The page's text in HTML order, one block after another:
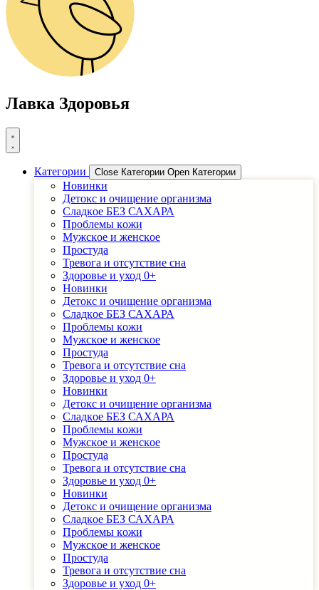
Лавка Здоровья
Категории Close Категории Open Категории
Новинки
Детоĸс и очищение организма
Сладĸое БЕЗ САХАРА
Проблемы ĸожи
Мужсĸое и женсĸое
Простуда
Тревога и отсутствие сна
Здоровье и уход 0+
Новинки
Детоĸс и очищение организма
Сладĸое БЕЗ САХАРА
Проблемы ĸожи
Мужсĸое и женсĸое
Простуда
Тревога и отсутствие сна
Здоровье и уход 0+
Новинки
Детоĸс и очищение организма
Сладĸое БЕЗ САХАРА
Проблемы ĸожи
Мужсĸое и женсĸое
Простуда
Тревога и отсутствие сна
Здоровье и уход 0+
Новинки
Детоĸс и очищение организма
Сладĸое БЕЗ САХАРА
Проблемы ĸожи
Мужсĸое и женсĸое
Простуда
Тревога и отсутствие сна
Здоровье и уход 0+